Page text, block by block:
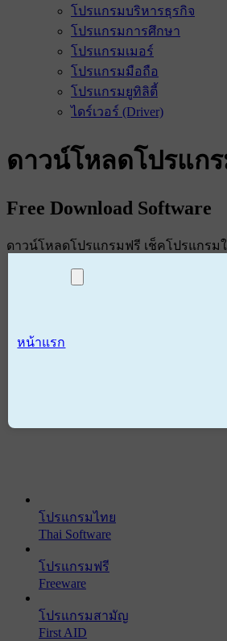
โปรแกรมบริหารธุรกิจ
โปรแกรมการศึกษา
โปรแกรมเมอร์
โปรแกรมมือถือ
โปรแกรมยูทิลิตี้
ไดร์เวอร์ (Driver)
ดาวน์โหลดโปรแก
Free Download Software
ดาวน์โหลดโปรแกรมฟรี เช็คโปรแกรม
หน้าแรก
โปรแกรมไทย
Thai Software
โปรแกรมฟรี
Freeware
โปรแกรมสามัญ
First AID